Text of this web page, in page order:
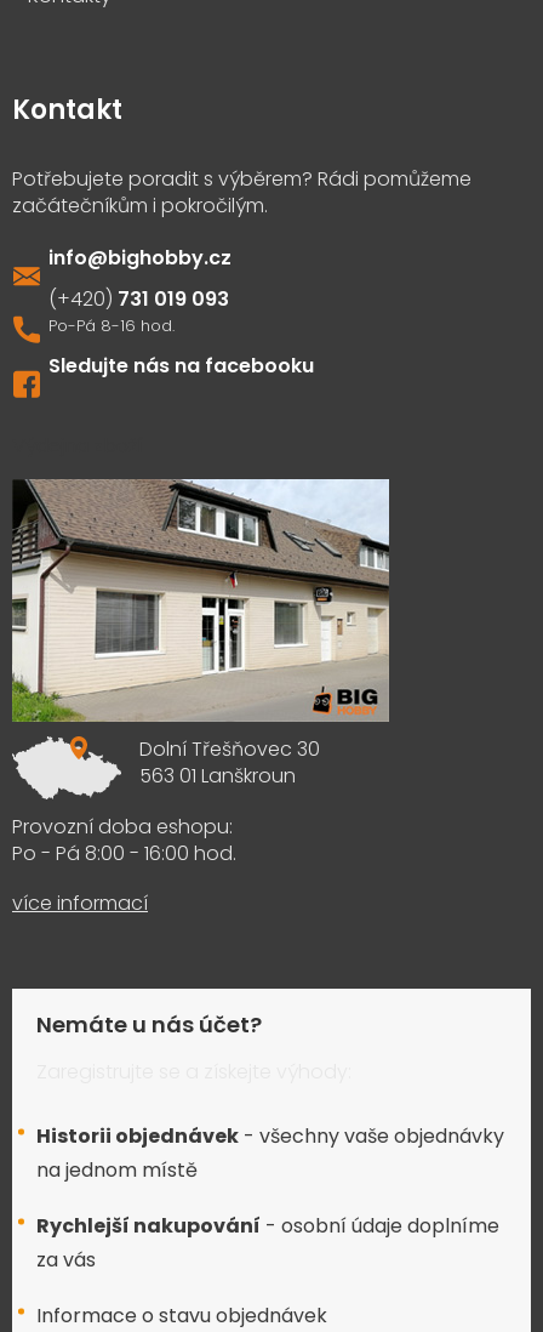
Kontakt
info@bighobby.cz
731 019 093
Sledujte nás na facebooku
Dolní Třešňovec 30
563 01 Lanškroun
Provozní doba eshopu:
Po - Pá 8:00 - 16:00 hod.
více informací
Nemáte u nás účet?
Historii objednávek - všechny vaše objednávky
na jednom místě
Rychlejší nakupování - osobní údaje doplníme
za vás
Informace o stavu objednávek